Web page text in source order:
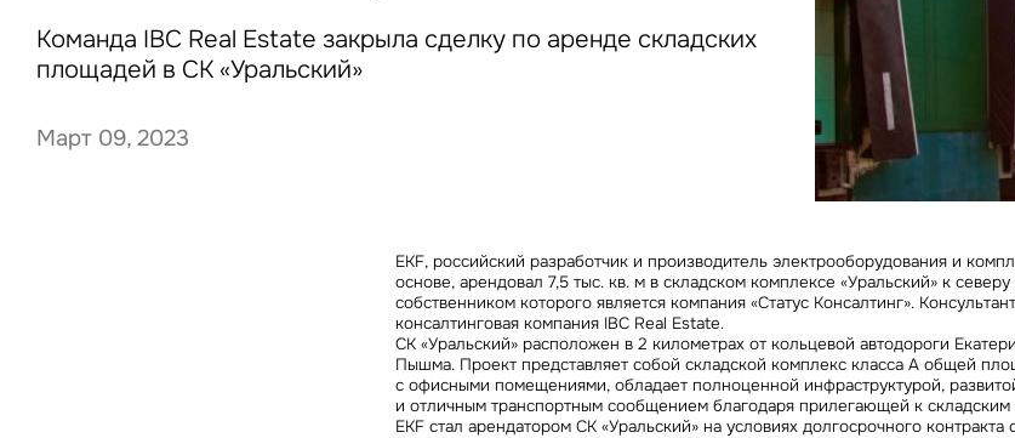
Команда IBC Real Estate закрыла сделку по аренде складских
площадей в СК «Уральский»
Март 09, 2023
EKF, российский разработчик и производитель электрооборудования и
основе, арендовал 7,5 тыс. кв. м в складском комплексе «Уральский» к северу
собственником которого является компания «Статус Консалтинг».
консалтинговая компания IBC Real Estate.
СК «Уральский» расположен в 2 километрах от кольцевой автодороги
Пышма. Проект представляет собой складской комплекс класса А общей
с офисными помещениями, обладает полноценной инфраструктурой,
и отличным транспортным сообщением благодаря прилегающей к
EKF стал арендатором СК «Уральский» на условиях долгосрочного контракта
По времени
данных